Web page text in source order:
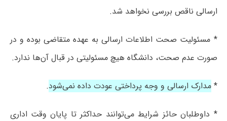
ارسالی ناقص بررسی نخواهد شد.
* مسئولیت صحت اطلاعات ارسالی به عهده متقاضی بوده و در
صورت‌ عدم صحت، دانشگاه هیچ مسئولیتی در قبال آن‌ها ندارد.
*مدارک ارسالی و وجه پرداختی عودت داده نمی‌شود.
* داوطلبان حائز شرایط می‌توانند حداکثر تا پایان وقت اداری